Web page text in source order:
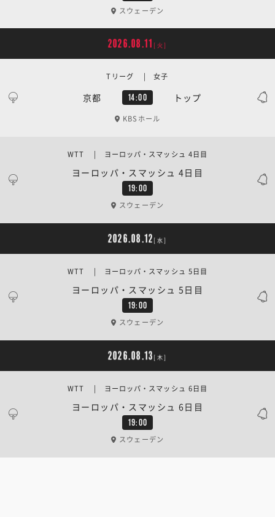
スウェーデン
2026.08.11 [火]
京都 14:00 トップ
Tリーグ | 女子
KBSホール
19:00
ヨーロッパ・スマッシュ 4日目
WTT | ヨーロッパ・スマッシュ 4日目
スウェーデン
2026.08.12 [水]
19:00
ヨーロッパ・スマッシュ 5日目
WTT | ヨーロッパ・スマッシュ 5日目
スウェーデン
2026.08.13 [木]
19:00
ヨーロッパ・スマッシュ 6日目
WTT | ヨーロッパ・スマッシュ 6日目
スウェーデン